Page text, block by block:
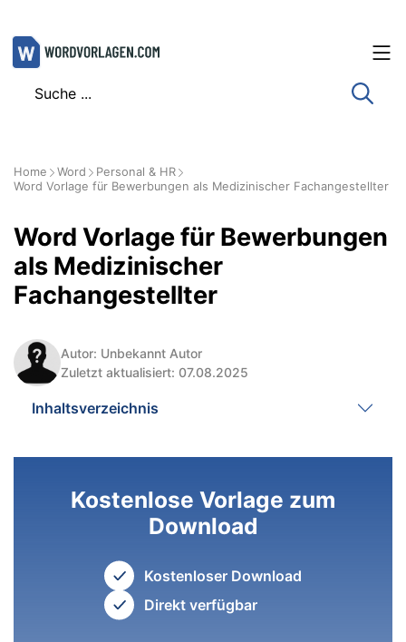
Zum
Inhalt
Home Word
Personal & HR
Word Vorlage für Bewerbungen als Medizinischer Fachangestellter
Word Vorlage für Bewerbungen
als Medizinischer
Fachangestellter
Autor: Unbekannt Autor
Zuletzt aktualisiert: 07.08.2025
Inhaltsverzeichnis
Kostenlose Vorlage zum
Download
Kostenloser Download
Direkt verfügbar